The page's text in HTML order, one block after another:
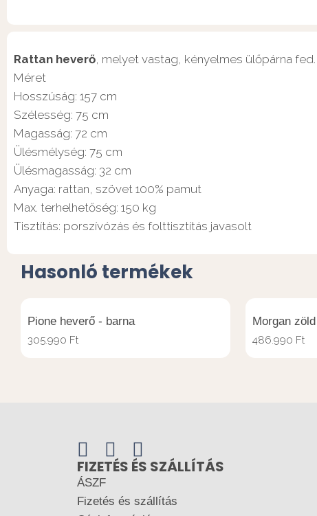
Rattan heverő, melyet vastag, kényelmes ülőpárna
Méret
Hosszúság: 157 cm
Szélesség: 75 cm
Magasság: 72 cm
Ülésmélység: 75 cm
Ülésmagasság: 32 cm
Anyaga: rattan, szövet 100% pamut
Max. terhelhetőség: 150 kg
Tisztítás: porszívózás és folttisztítás javasolt
Hasonló termékek
Pione heverő - barna
305.990 Ft
Morgan
486.990 Ft
FIZETÉS ÉS SZÁLLÍTÁS
ÁSZF
Fizetés és szállítás